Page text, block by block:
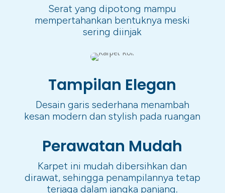
Serat yang dipotong mampu
mempertahankan bentuknya meski
sering diinjak
Tampilan Elegan
Desain garis sederhana menambah
kesan modern dan stylish pada ruangan
Perawatan Mudah
Karpet ini mudah dibersihkan dan
dirawat, sehingga penampilannya tetap
terjaga dalam jangka panjang.